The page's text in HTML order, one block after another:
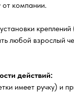
от компании.
любой взрослый
действий:
имеет ручку) и